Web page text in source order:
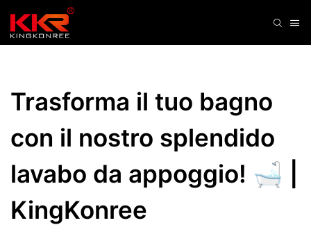
Trasforma il tuo bagno
con il nostro splendido
lavabo da appoggio! 🛁 |
KingKonree